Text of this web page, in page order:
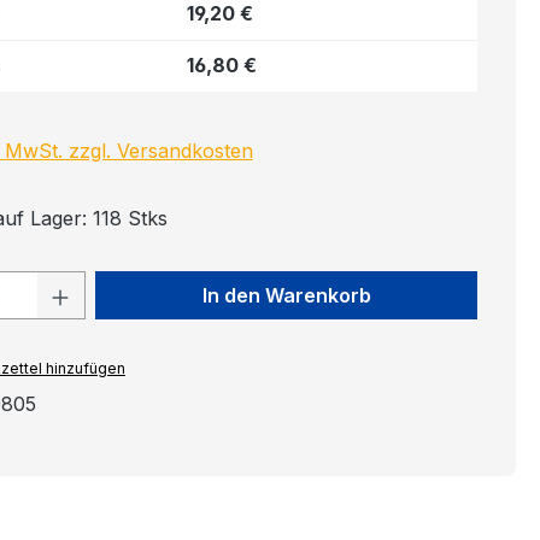
19,20 €
16,80 €
MwSt. zzgl. Versandkosten
Lager: 118 Stks
Anzahl: Gib den gewünschten Wert
In den Warenkorb
hinzufügen